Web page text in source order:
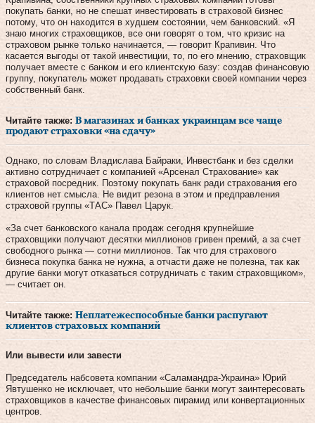
покупать банки, но не спешат инвестировать в страховой бизнес
потому, что он находится в худшем состоянии, чем банковский. «Я
знаю многих страховщиков, все они говорят о том, что кризис на
страховом рынке только начинается, — говорит Крапивин. Что
касается выгоды от такой инвестиции, то, по его мнению, страховщик
получает вместе с банком и его клиентскую базу: создав финансовую
группу, покупатель может продавать страховки своей компании через
собственный банк.
Читайте также: В магазинах и банках украинцам все чаще
продают страховки «на сдачу»
Однако, по словам Владислава Байраки, Инвестбанк и без сделки
активно сотрудничает с компанией «Арсенал Страхование» как
страховой посредник. Поэтому покупать банк ради страхования его
клиентов нет смысла. Не видит резона в этом и предправления
страховой группы «ТАС» Павел Царук.
«За счет банковского канала продаж сегодня крупнейшие
страховщики получают десятки миллионов гривен премий, а за счет
свободного рынка — сотни миллионов. Так что для страхового
бизнеса покупка банка не нужна, а отчасти даже не полезна, так как
другие банки могут отказаться сотрудничать с таким страховщиком»,
— считает он.
Читайте также: Неплатежеспособные банки распугают
клиентов страховых компаний
Или вывести или завести
Председатель набсовета компании «Саламандра-Украина» Юрий
Явтушенко не исключает, что небольшие банки могут заинтересовать
страховщиков в качестве финансовых пирамид или конвертационных
центров.